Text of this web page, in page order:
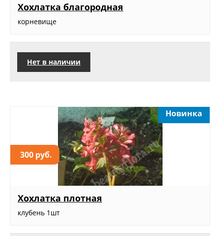
Хохлатка благородная
корневище
Нет в наличии
300 руб.
Новинка
Хохлатка плотная
клубень 1шт